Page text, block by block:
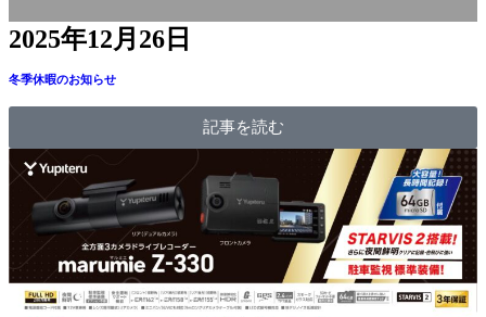
2025年12月26日
冬季休暇のお知らせ
記事を読む